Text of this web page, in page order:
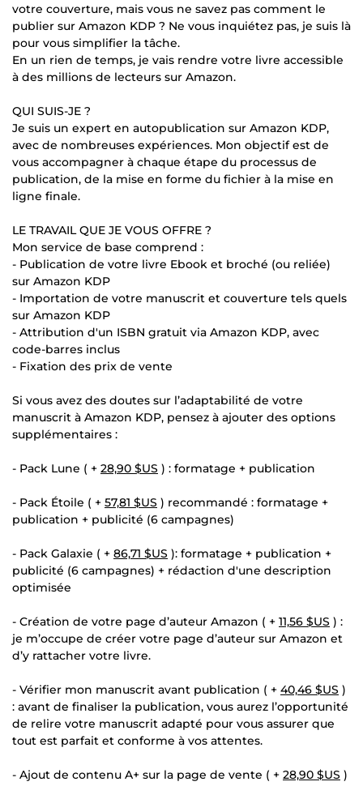
votre couverture, mais vous ne savez pas comment le
publier sur Amazon KDP ? Ne vous inquiétez pas, je suis là
pour vous simplifier la tâche.
En un rien de temps, je vais rendre votre livre accessible
à des millions de lecteurs sur Amazon.
QUI SUIS-JE ?
Je suis un expert en autopublication sur Amazon KDP,
avec de nombreuses expériences. Mon objectif est de
vous accompagner à chaque étape du processus de
publication, de la mise en forme du fichier à la mise en
ligne finale.
LE TRAVAIL QUE JE VOUS OFFRE ?
Mon service de base comprend :
- Publication de votre livre Ebook et broché (ou reliée)
sur Amazon KDP
- Importation de votre manuscrit et couverture tels quels
sur Amazon KDP
- Attribution d'un ISBN gratuit via Amazon KDP, avec
code-barres inclus
- Fixation des prix de vente
Si vous avez des doutes sur l’adaptabilité de votre
manuscrit à Amazon KDP, pensez à ajouter des options
supplémentaires :
- Pack Lune ( + 28,90 $US ) : formatage + publication
- Pack Étoile ( + 57,81 $US ) recommandé : formatage +
publication + publicité (6 campagnes)
- Pack Galaxie ( + 86,71 $US ): formatage + publication +
publicité (6 campagnes) + rédaction d'une description
optimisée
- Création de votre page d’auteur Amazon ( + 11,56 $US ) :
je m’occupe de créer votre page d’auteur sur Amazon et
d’y rattacher votre livre.
- Vérifier mon manuscrit avant publication ( + 40,46 $US )
: avant de finaliser la publication, vous aurez l’opportunité
de relire votre manuscrit adapté pour vous assurer que
tout est parfait et conforme à vos attentes.
- Ajout de contenu A+ sur la page de vente ( + 28,90 $US )